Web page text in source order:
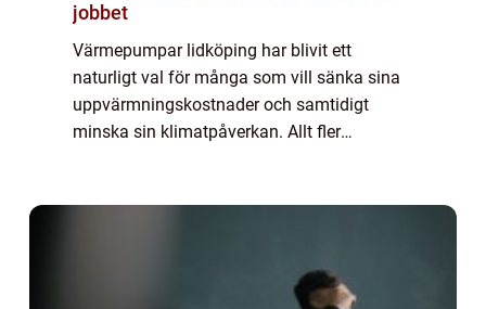
jobbet
Värmepumpar lidköping har blivit ett
naturligt val för många som vill sänka sina
uppvärmningskostnader och samtidigt
minska sin klimatpåverkan. Allt fler